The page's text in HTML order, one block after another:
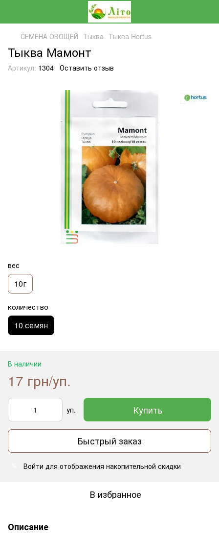
СЕМЕНА ОВОЩЕЙ Тыква Тыква Hortus
Тыква Мамонт
Артикул: 1304 Оставить отзыв
вес
10г
количество
10 семян
В наличии
17 грн/уп.
уп. Купить
Быстрый заказ
Войти для отображения накопительной скидки
В избранное
Описание